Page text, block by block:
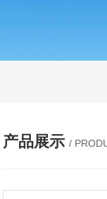
产品展示 /